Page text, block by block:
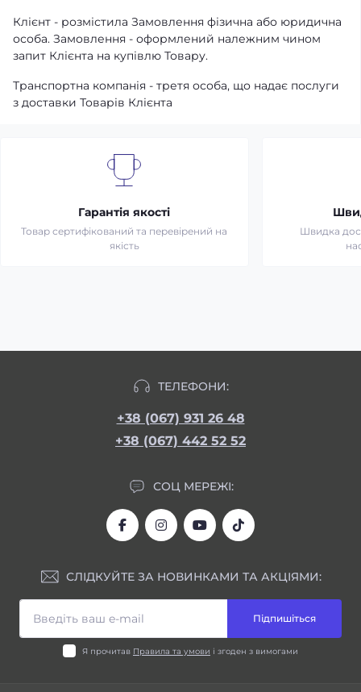
Клієнт - розмістила Замовлення фізична або юридична
особа. Замовлення - оформлений належним чином
запит Клієнта на купівлю Товару.
Транспортна компанія - третя особа, що надає послуги
з доставки Товарів Клієнта
Гарантія якості
Товар сертифікований та перевірений на
якість
Швидка
ТЕЛЕФОНИ:
+38 (067) 931 26 48
+38 (067) 442 52 52
СОЦ МЕРЕЖІ:
СЛІДКУЙТЕ ЗА НОВИНКАМИ ТА АКЦІЯМИ:
Підпишіться
Я прочитав Правила та умови і згоден з вимогами